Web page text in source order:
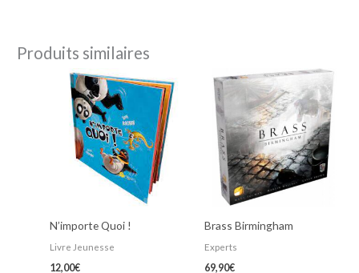
Produits similaires
N’importe Quoi !
Livre Jeunesse
12,00€
Brass Birmingham
Experts
69,90€